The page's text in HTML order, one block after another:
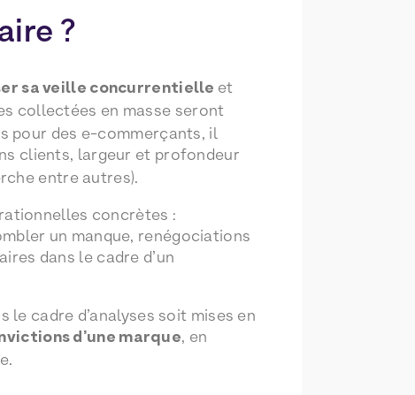
?
sa veille concurrentielle et
collectées en masse seront
pour des e-commerçants, il
clients, largeur et profondeur
entre autres).
concrètes :
un manque, renégociations
dans le cadre d’un
cadre d’analyses soit mises en
d’une marque, en